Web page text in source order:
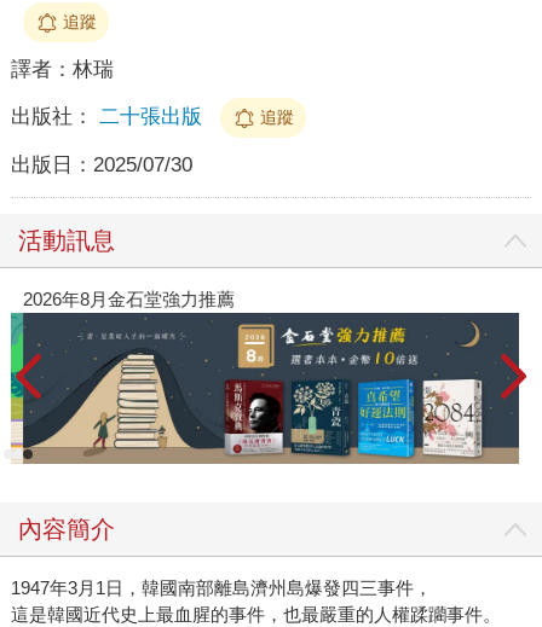
追蹤
譯者： 林瑞
出版社： 二十張出版 追蹤
出版日： 2025/07/30
活動訊息
2026年8月金石堂強力推薦
內容簡介
1947年3月1日，韓國南部離島濟州島爆發四三事件，
這是韓國近代史上最血腥的事件，也最嚴重的人權蹂躪事件。